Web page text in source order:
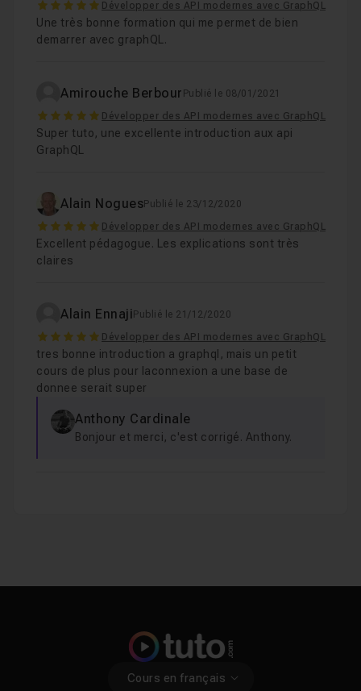
5 Développer des API modernes avec GraphQL
Une très bonne formation qui me permet de bien
demarrer avec graphQL.
Amirouche Berbour Publié le 08/01/2021
5 Développer des API modernes avec GraphQL
Super tuto, une excellente introduction aux api
GraphQL
Alain NoguesPublié le 23/12/2020
5 Développer des API modernes avec GraphQL
Excellent pédagogue. Les explications sont très
claires
Alain Ennaji Publié le 21/12/2020
5 Développer des API modernes avec GraphQL
tres bonne introduction a graphql, mais un petit
cours de plus pour laconnexion a une base de
donnee serait super
Anthony Cardinale
Bonjour et merci, c'est corrigé. Anthony.
Cours en français